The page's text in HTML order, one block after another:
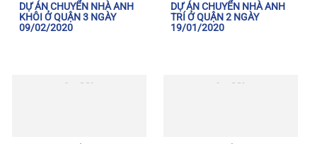
DỰ ÁN CHUYỂN NHÀ ANH
KHÔI Ở QUẬN 3 NGÀY
09/02/2020
DỰ ÁN CHUYỂN NHÀ ANH
TRÍ Ở QUẬN 2 NGÀY
19/01/2020